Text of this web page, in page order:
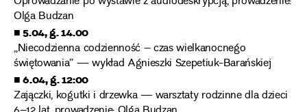
Olga Budzan
■ 5.04, g. 14.00
„Niecodzienna codzienność – czas wielkanocnego
świętowania” — wykład Agnieszki Szepetiuk-Barańskiej
■ 6.04, g. 12:00
Zajączki, kogutki i drzewka — warsztaty rodzinne dla dzieci